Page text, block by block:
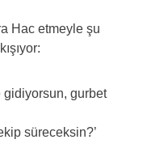
Hac etmeyle şu
gidiyorsun, gurbet
süreceksin?’